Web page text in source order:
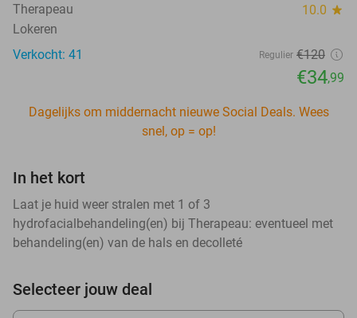
Therapeau 10.0 star
Lokeren
Verkocht: 41
Regulier €120
€34,99
Dagelijks om middernacht nieuwe Social Deals. Wees
snel, op = op!
In het kort
Laat je huid weer stralen met 1 of 3
hydrofacialbehandeling(en) bij Therapeau: eventueel met
behandeling(en) van de hals en decolleté
Selecteer jouw deal